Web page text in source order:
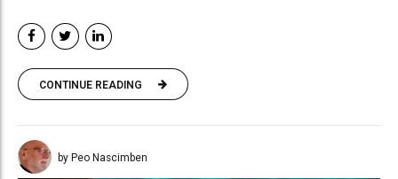
CONTINUE READING
by Peo Nascimben